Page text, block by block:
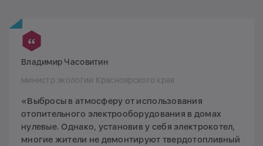
Владимир Часовитин
министр экологии Красноярского края
«Выбросы в атмосферу от использования
отопительного электрооборудования в домах
нулевые. Однако, установив у себя электрокотел,
многие жители не демонтируют твердотопливный